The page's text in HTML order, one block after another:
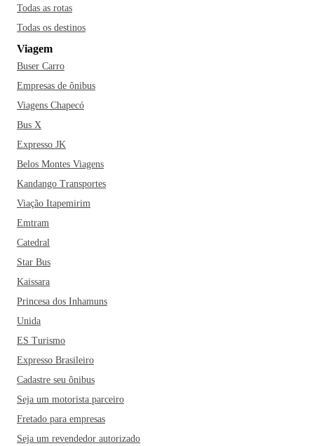
Todas as rotas
Todas os destinos
Viagem
Buser Carro
Empresas de ônibus
Viagens Chapecó
Bus X
Expresso JK
Belos Montes Viagens
Kandango Transportes
Viação Itapemirim
Emtram
Catedral
Star Bus
Kaissara
Princesa dos Inhamuns
Unida
ES Turismo
Expresso Brasileiro
Cadastre seu ônibus
Seja um motorista parceiro
Fretado para empresas
Seja um revendedor autorizado